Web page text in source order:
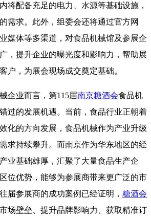
将配备充足的电力、水源等基础设施，
需求。此外，组委会还将通过官方网
媒体等多渠道，对食品机械馆及参展企
，提升企业的曝光度和影响力，帮助展
户，为展会现场成交奠定基础。
企业而言，第115届南京糖酒会食品机
过的发展机遇。当前，食品行业正朝着
化的方向发展，食品机械作为产业升级
求持续攀升。而南京作为华东地区的经
业基础雄厚，汇聚了大量食品生产企
位优势，能够为参展商带来更广泛的市
届参展商的成功案例已经证明， 糖酒会
场壁垒、提升品牌影响力、获取精准订